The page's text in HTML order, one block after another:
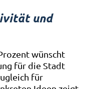
und
wünscht
für die Stadt
für